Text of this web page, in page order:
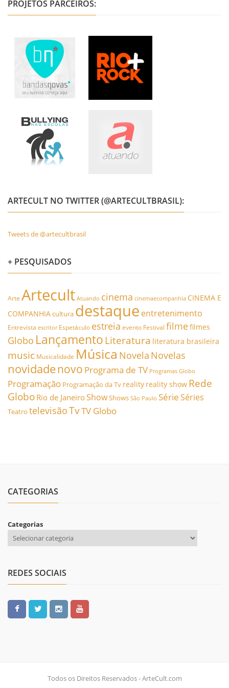
PROJETOS PARCEIROS:
ARTECULT NO TWITTER (@ARTECULTBRASIL):
Tweets de @artecultbrasil
+ PESQUISADOS
Arte Artecult Atuando cinema cinemaecompanhia CINEMA E
COMPANHIAcultura destaque entretenimento
Entrevista escritor Espetáculo estreia evento Festival filmefilmes
Globo Lançamento Literatura literatura brasileira
music Musicalidade Música Novela Novelas
novidadenovo Programa de TV Programas Globo
Programação Programação da Tv reality reality show Rede
Globo Rio de JaneiroShowShows São Paulo SérieSéries
Teatro televisãoTvTV Globo
CATEGORIAS
Categorias
REDES SOCIAIS
Todos os Direitos Reservados - ArteCult.com